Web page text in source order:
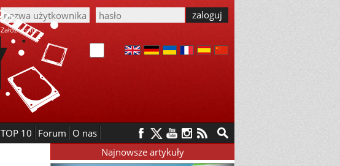
Załóż konto
TOP 10 Forum O nas
Najnowsze artykuły